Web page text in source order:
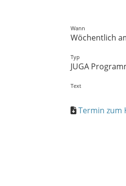
Wann
Wöchentlich
Typ
JUGA
Text
Termin zum